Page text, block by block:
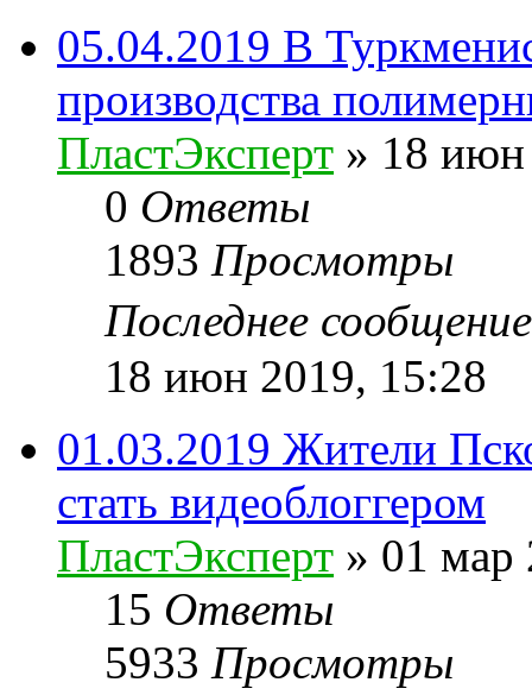
05.04.2019 В
производства
ПластЭксперт » 18 июн
0 Ответы
1893 Просмотры
Последнее
18 июн 2019, 15:28
01.03.2019 Жители
стать видеоблоггером
ПластЭксперт » 01 мар
15 Ответы
5933 Просмотры